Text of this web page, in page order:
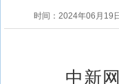
时间：2024年06月19
中新网6